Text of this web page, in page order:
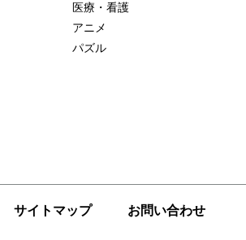
医療・看護
アニメ
パズル
サイトマップ お問い合わせ